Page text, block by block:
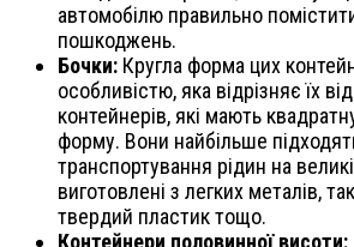
автомобілю правильно
пошкоджень.
Бочки: Кругла форма цих
особливістю, яка відрізняє їх
контейнерів, які мають
форму. Вони найбільше
транспортування рідин на великі
виготовлені з легких металів,
твердий пластик тощо.
Контейнери половинної висоти: